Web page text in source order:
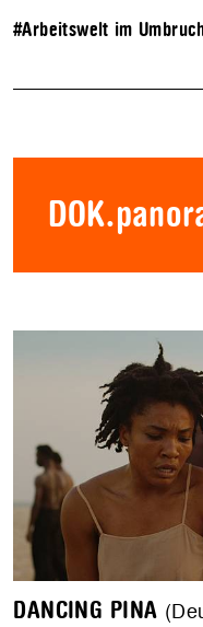
#Arbeitswelt im
DANCING PINA